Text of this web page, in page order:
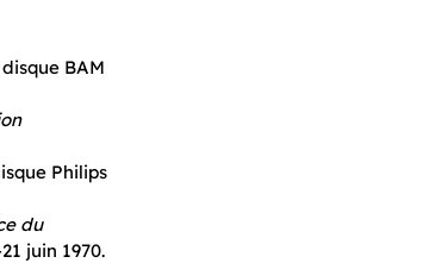
BAM
Philips
du
juin 1970.